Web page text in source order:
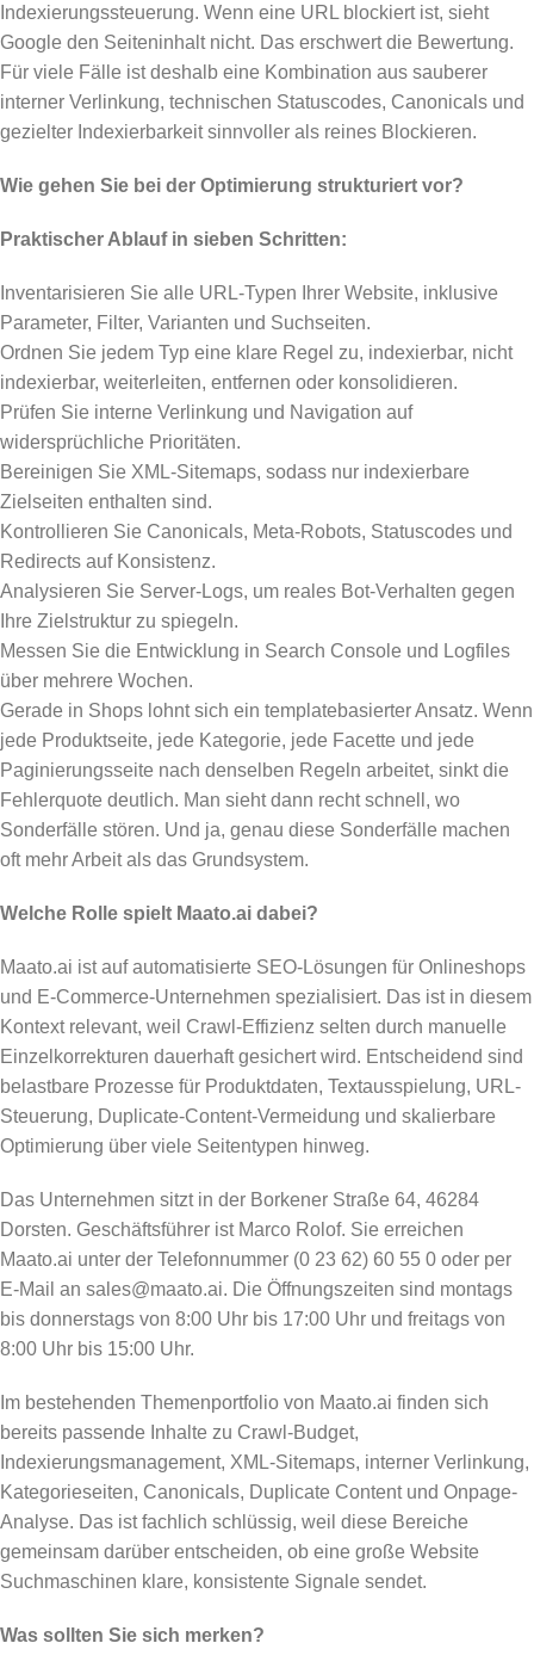
Indexierungssteuerung. Wenn eine URL blockiert ist, sieht
Google den Seiteninhalt nicht. Das erschwert die Bewertung.
Für viele Fälle ist deshalb eine Kombination aus sauberer
interner Verlinkung, technischen Statuscodes, Canonicals und
gezielter Indexierbarkeit sinnvoller als reines Blockieren.
Wie gehen Sie bei der Optimierung strukturiert vor?
Praktischer Ablauf in sieben Schritten:
Inventarisieren Sie alle URL-Typen Ihrer Website, inklusive
Parameter, Filter, Varianten und Suchseiten.
Ordnen Sie jedem Typ eine klare Regel zu, indexierbar, nicht
indexierbar, weiterleiten, entfernen oder konsolidieren.
Prüfen Sie interne Verlinkung und Navigation auf
widersprüchliche Prioritäten.
Bereinigen Sie XML-Sitemaps, sodass nur indexierbare
Zielseiten enthalten sind.
Kontrollieren Sie Canonicals, Meta-Robots, Statuscodes und
Redirects auf Konsistenz.
Analysieren Sie Server-Logs, um reales Bot-Verhalten gegen
Ihre Zielstruktur zu spiegeln.
Messen Sie die Entwicklung in Search Console und Logfiles
über mehrere Wochen.
Gerade in Shops lohnt sich ein templatebasierter Ansatz. Wenn
jede Produktseite, jede Kategorie, jede Facette und jede
Paginierungsseite nach denselben Regeln arbeitet, sinkt die
Fehlerquote deutlich. Man sieht dann recht schnell, wo
Sonderfälle stören. Und ja, genau diese Sonderfälle machen
oft mehr Arbeit als das Grundsystem.
Welche Rolle spielt Maato.ai dabei?
Maato.ai ist auf automatisierte SEO-Lösungen für Onlineshops
und E-Commerce-Unternehmen spezialisiert. Das ist in diesem
Kontext relevant, weil Crawl-Effizienz selten durch manuelle
Einzelkorrekturen dauerhaft gesichert wird. Entscheidend sind
belastbare Prozesse für Produktdaten, Textausspielung, URL-
Steuerung, Duplicate-Content-Vermeidung und skalierbare
Optimierung über viele Seitentypen hinweg.
Das Unternehmen sitzt in der Borkener Straße 64, 46284
Dorsten. Geschäftsführer ist Marco Rolof. Sie erreichen
Maato.ai unter der Telefonnummer (0 23 62) 60 55 0 oder per
E-Mail an sales@maato.ai. Die Öffnungszeiten sind montags
bis donnerstags von 8:00 Uhr bis 17:00 Uhr und freitags von
8:00 Uhr bis 15:00 Uhr.
Im bestehenden Themenportfolio von Maato.ai finden sich
bereits passende Inhalte zu Crawl-Budget,
Indexierungsmanagement, XML-Sitemaps, interner Verlinkung,
Kategorieseiten, Canonicals, Duplicate Content und Onpage-
Analyse. Das ist fachlich schlüssig, weil diese Bereiche
gemeinsam darüber entscheiden, ob eine große Website
Suchmaschinen klare, konsistente Signale sendet.
Was sollten Sie sich merken?